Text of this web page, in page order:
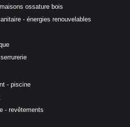
ossature bois
- énergies renouvelables
- piscine
- revêtements